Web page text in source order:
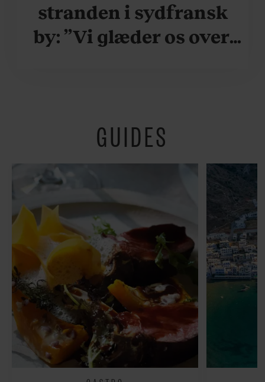
stranden i sydfransk
by: ”Vi glæder os over,
fredeligt”
GUIDES